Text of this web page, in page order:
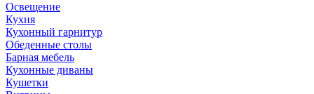
Освещение
Кухня
Кухонный гарнитур
Обеденные столы
Барная мебель
Кухонные диваны
Кушетки